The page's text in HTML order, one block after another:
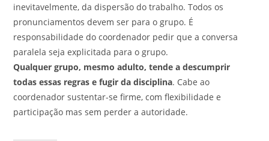
inevitavelmente, da dispersão do trabalho. Todos os
pronunciamentos devem ser para o grupo. É
responsabilidade do coordenador pedir que a conversa
paralela seja explicitada para o grupo.
Qualquer grupo, mesmo adulto, tende a descumprir
todas essas regras e fugir da disciplina. Cabe ao
coordenador sustentar-se firme, com flexibilidade e
participação mas sem perder a autoridade.